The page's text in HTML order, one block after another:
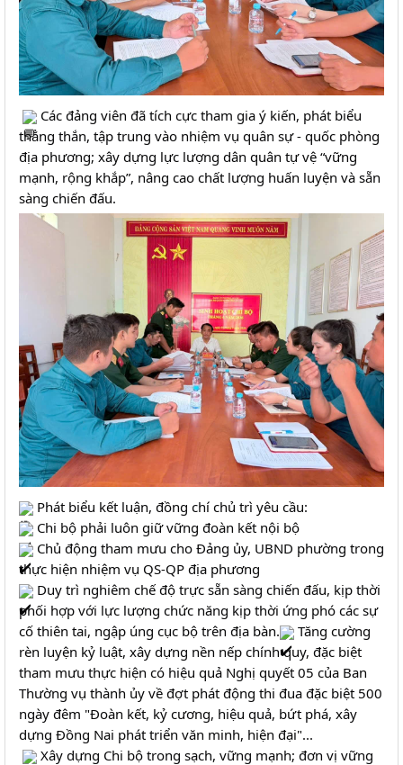
Các đảng viên đã tích cực tham gia ý kiến, phát biểu
thẳng thắn, tập trung vào nhiệm vụ quân sự - quốc phòng
địa phương; xây dựng lực lượng dân quân tự vệ “vững
mạnh, rộng khắp”, nâng cao chất lượng huấn luyện và sẵn
sàng chiến đấu.
Phát biểu kết luận, đồng chí chủ trì yêu cầu:
Chi bộ phải luôn giữ vững đoàn kết nội bộ
Chủ động tham mưu cho Đảng ủy, UBND phường trong
thực hiện nhiệm vụ QS-QP địa phương
Duy trì nghiêm chế độ trực sẵn sàng chiến đấu, kịp thời
phối hợp với lực lượng chức năng kịp thời ứng phó các sự
cố thiên tai, ngập úng cục bộ trên địa bàn.
Tăng cường
rèn luyện kỷ luật, xây dựng nền nếp chính quy, đặc biệt
tham mưu thực hiện có hiệu quả Nghị quyết 05 của Ban
Thường vụ thành ủy về đợt phát động thi đua đặc biệt 500
ngày đêm "Đoàn kết, kỷ cương, hiệu quả, bứt phá, xây
dựng Đồng Nai phát triển văn minh, hiện đại"...
Xây dựng Chi bộ trong sạch, vững mạnh; đơn vị vững